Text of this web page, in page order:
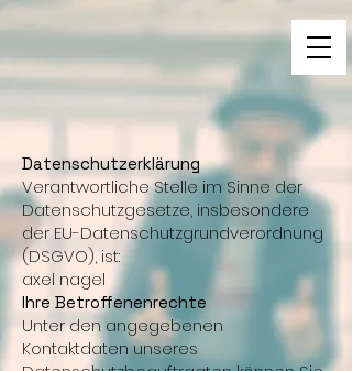
Datenschutzerklärung
Verantwortliche Stelle im Sinne der
Datenschutzgesetze, insbesondere
der EU-Datenschutzgrundverordnung
(DSGVO), ist:
axel nagel
Ihre Betroffenenrechte
Unter den angegebenen
Kontaktdaten unseres